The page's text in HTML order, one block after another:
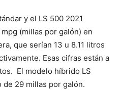
y el LS 500 2021
(millas por galón) en
que serían 13 u 8.11 litros
Esas cifras están a
El modelo híbrido LS
29 millas por galón.